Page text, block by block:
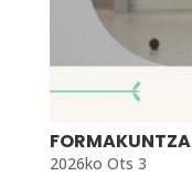
FORMAKUNTZA
2026ko Ots 3